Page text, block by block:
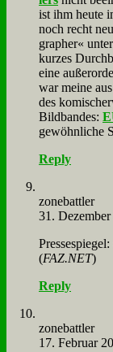
ist ihm heu­te
noch recht
grapher«
kur­zes
ei­ne
war mei­ne
des
Bild­ban­des:
ge­wöhn­li­che
Reply
zone­batt­ler
31. Dezember
Pres­se­spie­gel:
(FAZ.NET)
Reply
zone­batt­ler
17. Februar